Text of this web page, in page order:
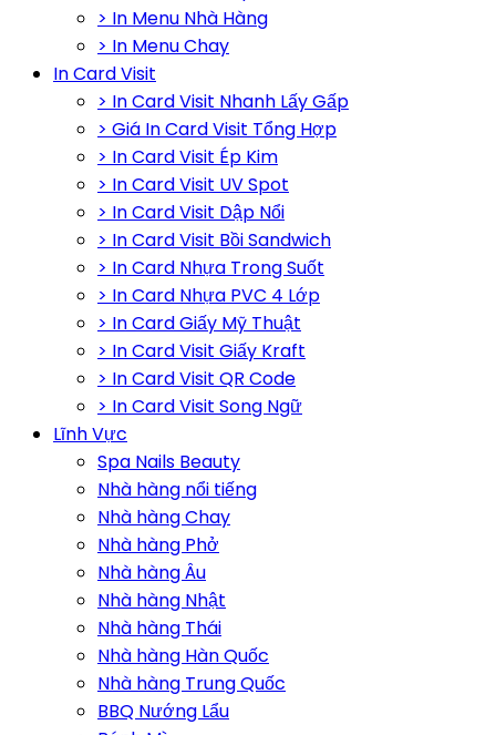
> In Menu Nhà Hàng
> In Menu Chay
In Card Visit
> In Card Visit Nhanh Lấy Gấp
> Giá In Card Visit Tổng Hợp
> In Card Visit Ép Kim
> In Card Visit UV Spot
> In Card Visit Dập Nổi
> In Card Visit Bồi Sandwich
> In Card Nhựa Trong Suốt
> In Card Nhựa PVC 4 Lớp
> In Card Giấy Mỹ Thuật
> In Card Visit Giấy Kraft
> In Card Visit QR Code
> In Card Visit Song Ngữ
Lĩnh Vực
Spa Nails Beauty
Nhà hàng nổi tiếng
Nhà hàng Chay
Nhà hàng Phở
Nhà hàng Âu
Nhà hàng Nhật
Nhà hàng Thái
Nhà hàng Hàn Quốc
Nhà hàng Trung Quốc
BBQ Nướng Lẩu